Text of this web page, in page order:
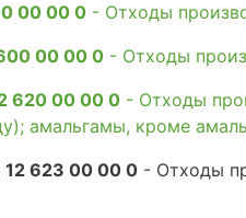
00 00 0 - Отходы
00 00 0 - Отходы
620 00 00 0 - Отходы
амальгамы, кроме
12 623 00 00 0 - Отходы